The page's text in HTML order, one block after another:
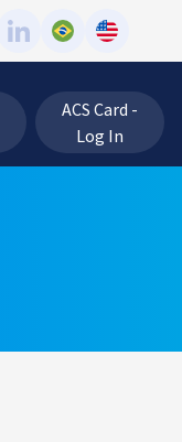
ACS Card -
Log In